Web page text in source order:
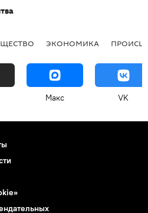
ЭКОНОМИКА
Макс VK